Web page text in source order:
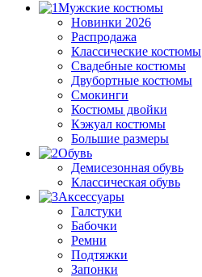
Мужские костюмы
Новинки 2026
Распродажа
Классические костюмы
Свадебные костюмы
Двубортные костюмы
Смокинги
Костюмы двойки
Кэжуал костюмы
Большие размеры
Обувь
Демисезонная обувь
Классическая обувь
Аксессуары
Галстуки
Бабочки
Ремни
Подтяжки
Запонки